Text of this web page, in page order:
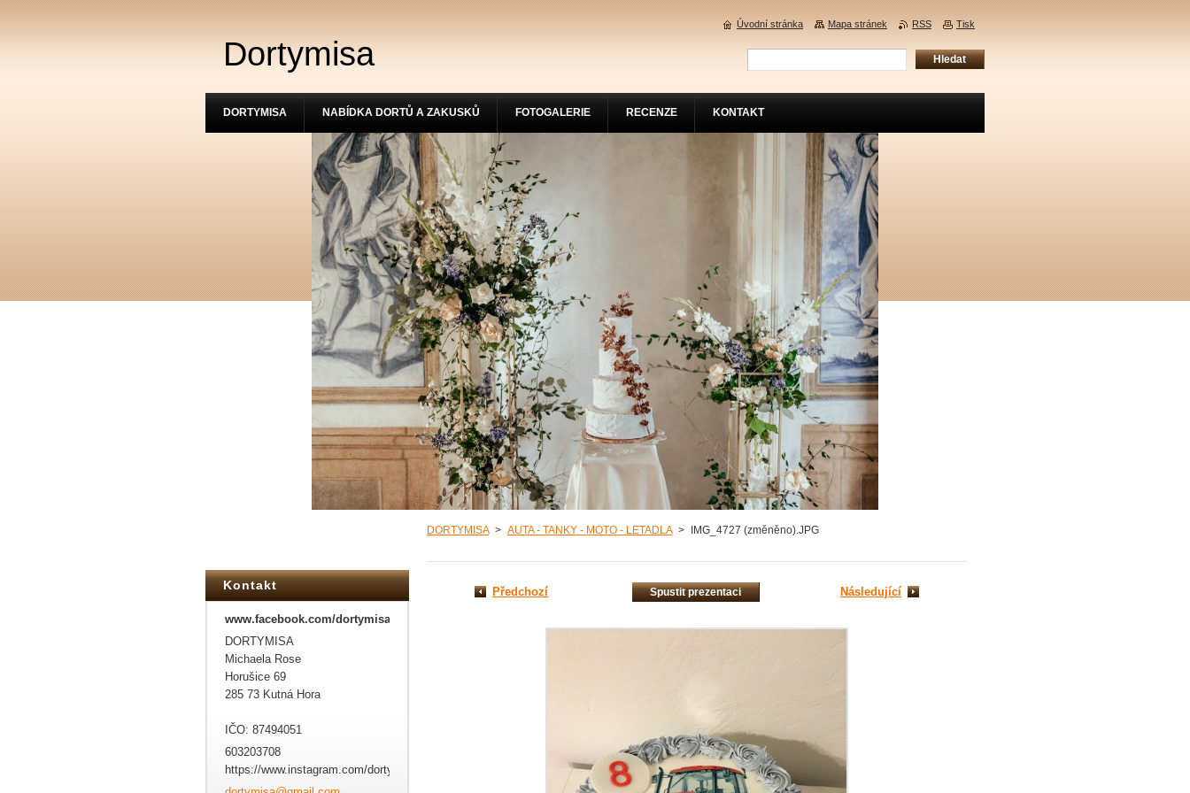
Dortymisa
DORTYMISA > AUTA - TANKY - MOTO - LETADLA > IMG_4727 (změněno).JPG
Předchozí Spustit prezentaci Následující
Kontakt
www.facebook.com/dortymisa
DORTYMISA
Michaela Rose
Horušice 69
285 73 Kutná Hora
IČO: 87494051
603203708
https://www.instagram.com/dortymisa/
DORTYMISA NABÍDKA DORTŮ A ZAKUSKŮ FOTOGALERIE RECENZE KONTAKT
Úvodní stránka Mapa stránek RSS Tisk